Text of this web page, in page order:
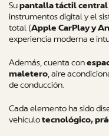
Supantalla táctil
instrumentos digital y el
total (Apple CarPlay y
experiencia moderna e
Además, cuenta con
maletero, aire
de conducción.
Cada elemento ha sido
vehículotecnológico,